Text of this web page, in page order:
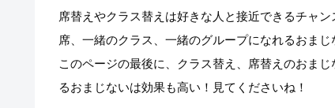
席替えやクラス替えは好きな人と接近できるチャ
席、一緒のクラス、一緒のグループになれるおまじ
このページの最後に、クラス替え、席替えのおま
るおまじないは効果も高い！見てくださいね！